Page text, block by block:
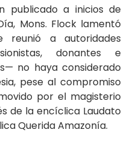
publicado a inicios de
Mons. Flock lamentó
a autoridades
donantes e
no haya considerado
pese al compromiso
por el magisterio
de la encíclica Laudato
Querida Amazonía.